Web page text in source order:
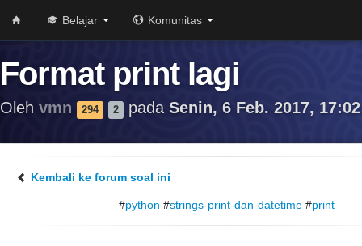
Belajar Komunitas
Format print lagi
Oleh vmn 294 2 pada Senin, 6 Feb. 2017,
Kembali ke forum soal ini
#python #strings-print-dan-datetime#print